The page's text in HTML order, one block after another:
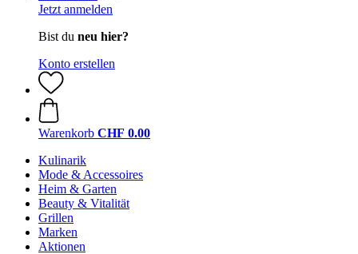
Jetzt anmelden
Bist du neu hier?
Konto erstellen
Warenkorb CHF 0.00
Kulinarik
Mode & Accessoires
Heim & Garten
Beauty & Vitalität
Grillen
Marken
Aktionen